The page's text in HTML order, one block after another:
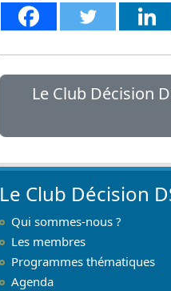
Le Club Décision
Le Club Décision
Qui sommes-nous ?
Les membres
Programmes thématiques
Agenda